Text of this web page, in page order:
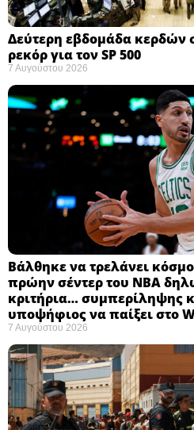
Δεύτερη εβδομάδα κερδών
ρεκόρ για τον SP 500
7 Αυγούστου 2026
Βάλθηκε να τρελάνει
πρώην σέντερ του NBA
κριτήρια… συμπερίληψης
υποψήφιος να παίξει στο
7 Αυγούστου 2026